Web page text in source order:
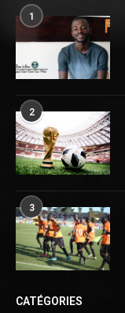
1
2
3
CATÉGORIES